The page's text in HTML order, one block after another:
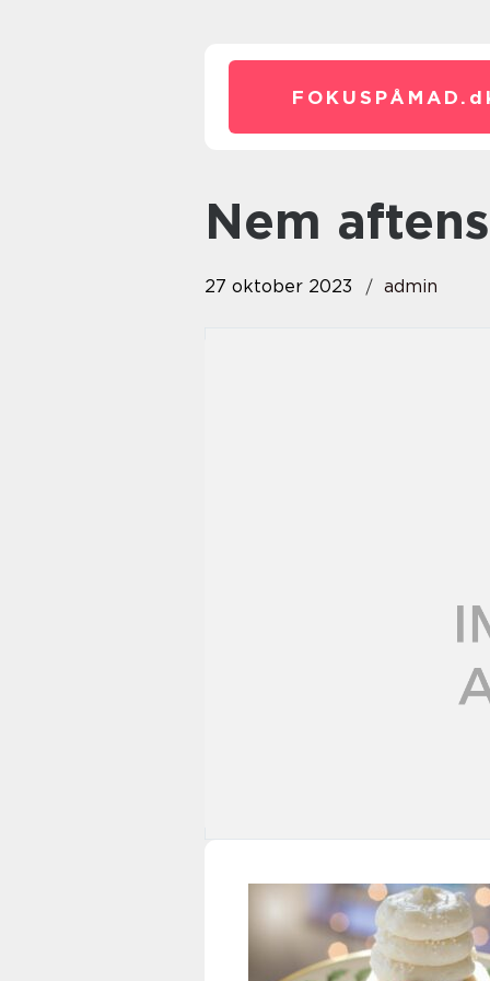
FOKUSPÅMAD.
nem
27 oktober 2023 admin